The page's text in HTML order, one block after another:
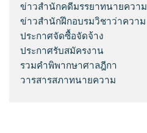
ข่าวสำนักคดีมรรยาทนายความ
ข่าวสำนักฝึกอบรมวิชาว่าความ
ประกาศจัดซื้อจัดจ้าง
ประกาศรับสมัครงาน
รวมคำพิพากษาศาลฎีกา
วารสารสภาทนายความ